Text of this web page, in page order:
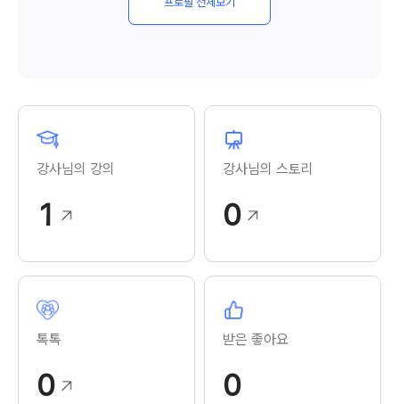
강사님의 강의
1
강사님의 스토리
0
톡톡
0
받은 좋아요
0